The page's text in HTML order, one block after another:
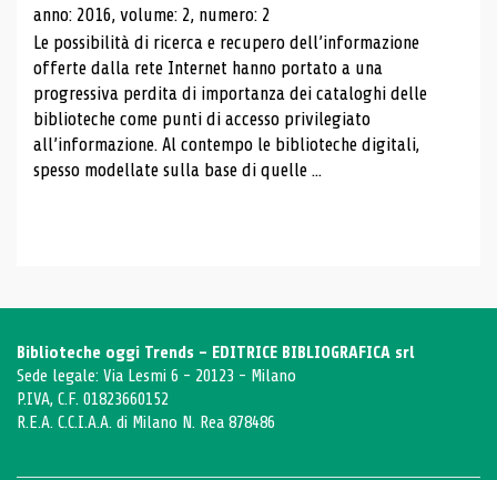
anno: 2016, volume: 2, numero: 2
Le possibilità di ricerca e recupero dell’informazione
offerte dalla rete Internet hanno portato a una
progressiva perdita di importanza dei cataloghi delle
biblioteche come punti di accesso privilegiato
all’informazione. Al contempo le biblioteche digitali,
spesso modellate sulla base di quelle ...
Biblioteche oggi Trends - EDITRICE BIBLIOGRAFICA srl
Sede legale: Via Lesmi 6 - 20123 - Milano
P.IVA, C.F. 01823660152
R.E.A. C.C.I.A.A. di Milano N. Rea 878486